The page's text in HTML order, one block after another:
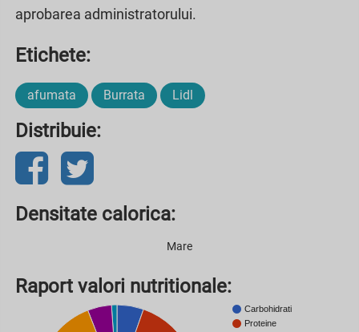
aprobarea administratorului.
Etichete:
afumata Burrata Lidl
Distribuie:
Densitate calorica:
Mare
Raport valori nutritionale:
Carbohidrati
Proteine